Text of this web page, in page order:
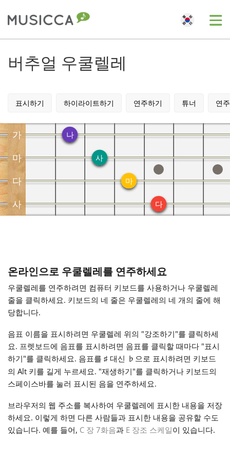
English
Español
한국어
हिन्दी
Italiano
日本語
Polski
버추얼 우쿨렐레
표시하기 하이라이트하기 연주하기 튜너 연
가
마
다
사
나
사
마
다
온라인으로 우쿨렐레를 연주하세요
우쿨렐레를 연주하려면 컴퓨터 키보드를 사용하거나 우쿨렐레
줄을 클릭하세요. 키보드의 네 줄은 우쿨렐레의 네 개의 줄에 해
당합니다.
음표 이름을 표시하려면 우쿨렐레 위의 "강조하기"를 클릭하세
요. 프렛보드에 음표를 표시하려면 음표를 클릭할 때마다 "표시
하기"를 클릭하세요. 음표를 ♯ 대신 ♭ 으로 표시하려면 키보드
의 Alt 키를 길게 누르세요. "재생하기"를 클릭하거나 키보드의
스페이스바를 눌러 표시된 음을 연주하세요.
브라우저의 웹 주소를 복사하여 우쿨렐레에 표시한 내용을 저장
하세요. 이렇게 하면 다른 사람들과 표시한 내용을 공유할 수도
있습니다. 예를 들어, C 장 7화음과 E 장조 스케일이 있습니다.